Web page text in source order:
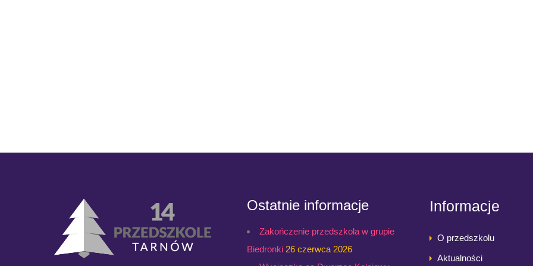
Ostatnie informacje
Zakończenie przedszkola w grupie
Biedronki 26 czerwca 2026
Informacje
O przedszkolu
Aktualności